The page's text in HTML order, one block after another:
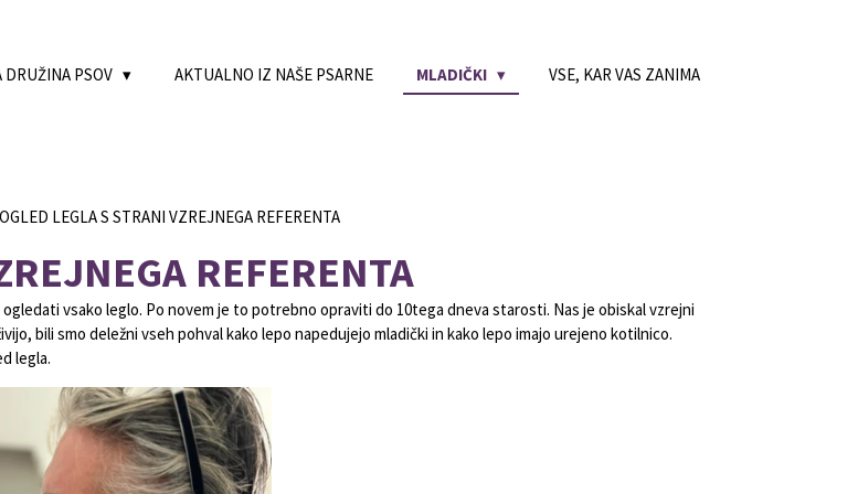
DRUŽINA PSOV AKTUALNO IZ NAŠE PSARNE MLADIČKI
VSE, KAR VAS ZANIMA
OGLED LEGLA S STRANI VZREJNEGA REFERENTA
REFERENTA
vsako leglo. Po novem je to potrebno opraviti do 10tega dneva starosti. Nas je obiskal vzrejni
bili smo deležni vseh pohval kako lepo napedujejo mladički in kako lepo imajo urejeno kotilnico.
legla.